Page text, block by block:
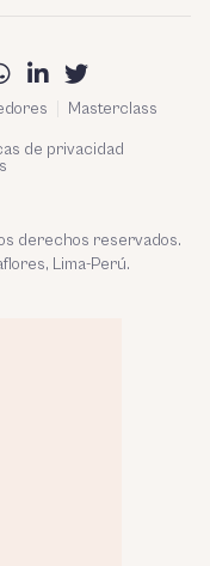
Masterclass
de privacidad
derechos reservados.
Lima-Perú.